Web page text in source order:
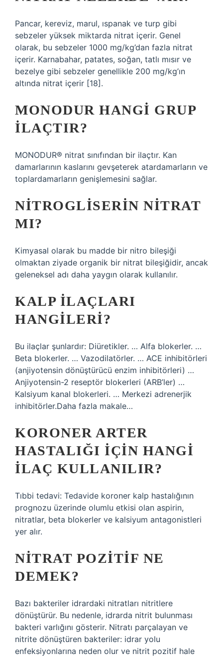
Pancar, kereviz, marul, ıspanak ve turp gibi
sebzeler yüksek miktarda nitrat içerir. Genel
olarak, bu sebzeler 1000 mg/kg’dan fazla nitrat
içerir. Karnabahar, patates, soğan, tatlı mısır ve
bezelye gibi sebzeler genellikle 200 mg/kg’ın
altında nitrat içerir [18].
MONODUR HANGI GRUP
ILAÇTIR?
MONODUR® nitrat sınıfından bir ilaçtır. Kan
damarlarının kaslarını gevşeterek atardamarların ve
toplardamarların genişlemesini sağlar.
NITROGLISERIN NITRAT
MI?
Kimyasal olarak bu madde bir nitro bileşiği
olmaktan ziyade organik bir nitrat bileşiğidir, ancak
geleneksel adı daha yaygın olarak kullanılır.
KALP ILAÇLARI
HANGILERI?
Bu ilaçlar şunlardır: Diüretikler. … Alfa blokerler. …
Beta blokerler. … Vazodilatörler. … ACE inhibitörleri
(anjiyotensin dönüştürücü enzim inhibitörleri) …
Anjiyotensin-2 reseptör blokerleri (ARB’ler) …
Kalsiyum kanal blokerleri. … Merkezi adrenerjik
inhibitörler.Daha fazla makale…
KORONER ARTER
HASTALIĞI IÇIN HANGI
ILAÇ KULLANILIR?
Tıbbi tedavi: Tedavide koroner kalp hastalığının
prognozu üzerinde olumlu etkisi olan aspirin,
nitratlar, beta blokerler ve kalsiyum antagonistleri
yer alır.
NITRAT POZITIF NE
DEMEK?
Bazı bakteriler idrardaki nitratları nitritlere
dönüştürür. Bu nedenle, idrarda nitrit bulunması
bakteri varlığını gösterir. Nitratı parçalayan ve
nitrite dönüştüren bakteriler: idrar yolu
enfeksiyonlarına neden olur ve nitrit pozitif hale